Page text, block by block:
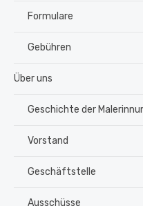
Formulare
Gebühren
Über uns
Geschichte der
Vorstand
Geschäftstelle
Ausschüsse